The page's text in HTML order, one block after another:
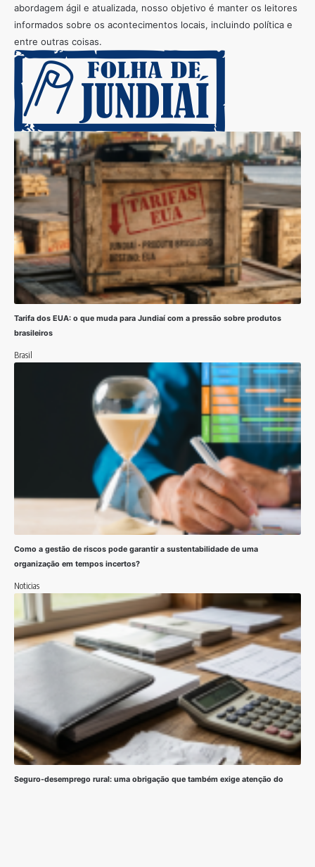
abordagem ágil e atualizada, nosso objetivo é manter os leitores
informados sobre os acontecimentos locais, incluindo política e
entre outras coisas.
Tarifa dos EUA: o que muda para Jundiaí com a pressão sobre produtos
brasileiros
Brasil
Como a gestão de riscos pode garantir a sustentabilidade de uma
organização em tempos incertos?
Noticias
Seguro-desemprego rural: uma obrigação que também exige atenção do